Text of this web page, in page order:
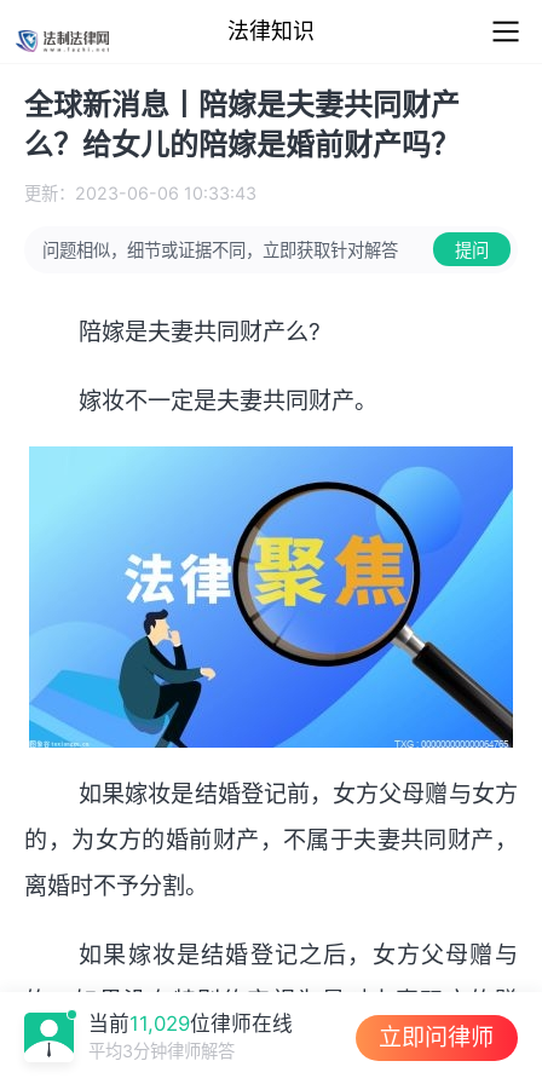
法律知识
全球新消息丨陪嫁是夫妻共同财产
么？给女儿的陪嫁是婚前财产吗？
更新：2023-06-06 10:33:43
问题相似，细节或证据不同，立即获取针对解答 提问
陪嫁是夫妻共同财产么?
嫁妆不一定是夫妻共同财产。
如果嫁妆是结婚登记前，女方父母赠与女方
的，为女方的婚前财产，不属于夫妻共同财产，
离婚时不予分割。
如果嫁妆是结婚登记之后，女方父母赠与
的，如果没有特别约定视为是对夫妻双方的赠
与，属于共同财产。
当前11,029位律师在线
平均3分钟律师解答 立即问律师